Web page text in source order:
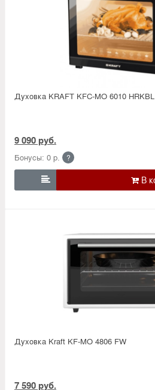
Духовка KRAFT KFC-MO 6010 HRKBL
9 090 руб.
Бонусы: 0 р. ?

Духовка Kraft KF-MO 4806 FW
7 590 руб.